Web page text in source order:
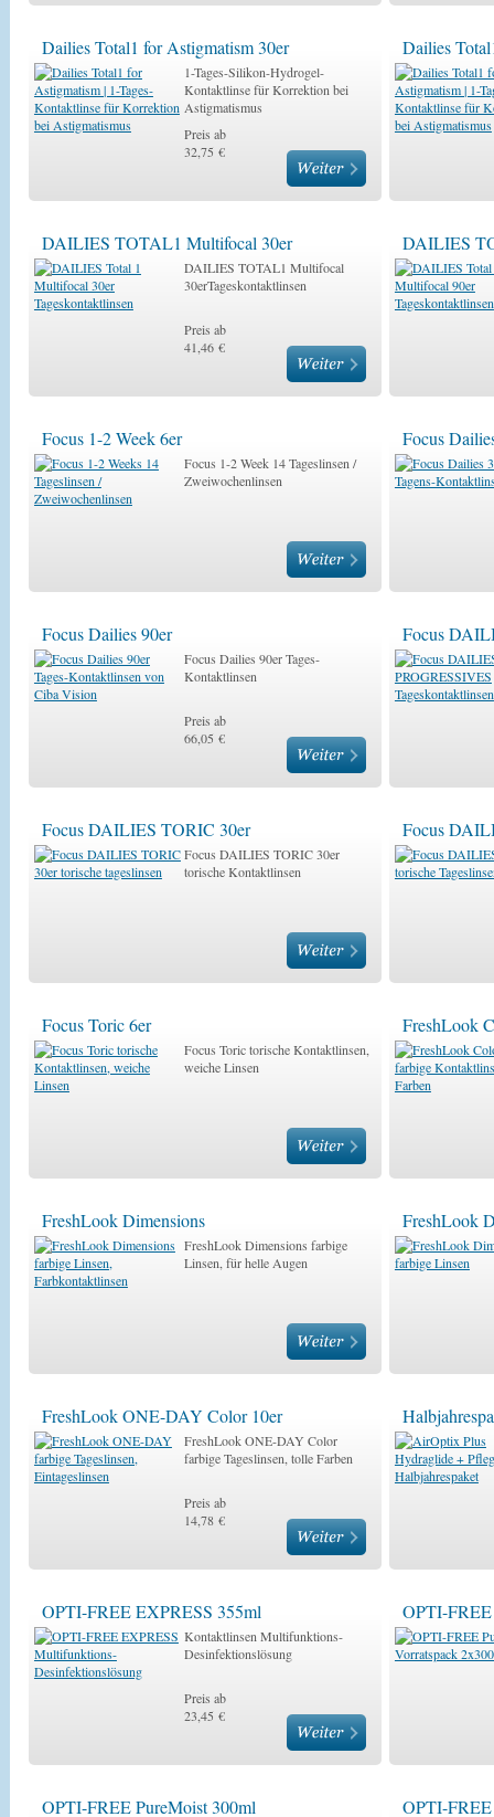
Dailies Total1 for Astigmatism 30er
1-Tages-Silikon-Hydrogel-
Kontaktlinse für Korrektion bei
Astigmatismus
Preis ab
32,75 €
Dailies
DAILIES TOTAL1 Multifocal 30er
DAILIES TOTAL1 Multifocal
30erTageskontaktlinsen
Preis ab
41,46 €
DAILIES
Focus 1-2 Week 6er
Focus 1-2 Week 14 Tageslinsen /
Zweiwochenlinsen
Focus
Focus Dailies 90er
Focus Dailies 90er Tages-
Kontaktlinsen
Preis ab
66,05 €
Focus
Focus DAILIES TORIC 30er
Focus DAILIES TORIC 30er
torische Kontaktlinsen
Focus
Focus Toric 6er
Focus Toric torische Kontaktlinsen,
weiche Linsen
FreshLook
FreshLook Dimensions
FreshLook Dimensions farbige
Linsen, für helle Augen
FreshLook
FreshLook ONE-DAY Color 10er
FreshLook ONE-DAY Color
farbige Tageslinsen, tolle Farben
Preis ab
14,78 €
OPTI-FREE EXPRESS 355ml
Kontaktlinsen Multifunktions-
Desinfektionslösung
Preis ab
23,45 €
OPTI-
OPTI-FREE PureMoist 300ml OPTI-